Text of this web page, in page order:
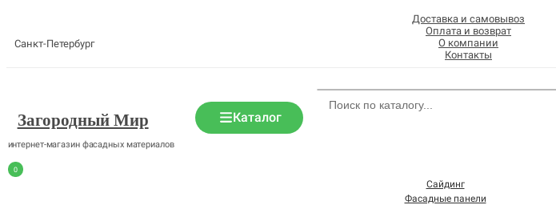
Санкт-Петербург
Доставка и самовывоз
Оплата и возврат
О компании
Контакты
Загородный Мир
интернет-магазин фасадных материалов
Каталог
0
Сайдинг
Фасадные панели